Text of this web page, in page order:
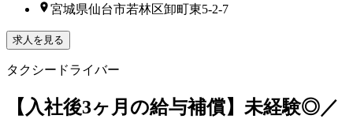
宮城県仙台市若林区卸町東5-2-7
求人を見る
タクシードライバー
【入社後3ヶ月の給与補償】未経験◎／